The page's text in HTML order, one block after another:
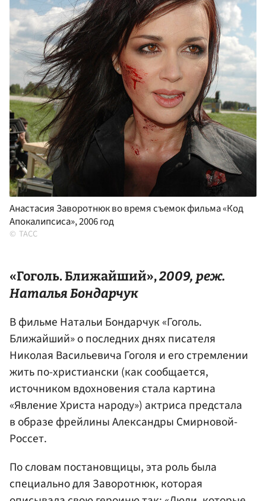
Анастасия Заворотнюк во время съемок фильма «Код
Апокалипсиса», 2006 год
ТАСС
«Гоголь. Ближайший»,2009, реж.
Наталья Бондарчук
В фильме Натальи Бондарчук «Гоголь.
Ближайший» о последних днях писателя
Николая Васильевича Гоголя и его стремлении
жить по-христиански (как сообщается,
источником вдохновения стала картина
«Явление Христа народу») актриса предстала
в образе фрейлины Александры Смирновой-
Россет.
По словам постановщицы, эта роль была
специально для Заворотнюк, которая